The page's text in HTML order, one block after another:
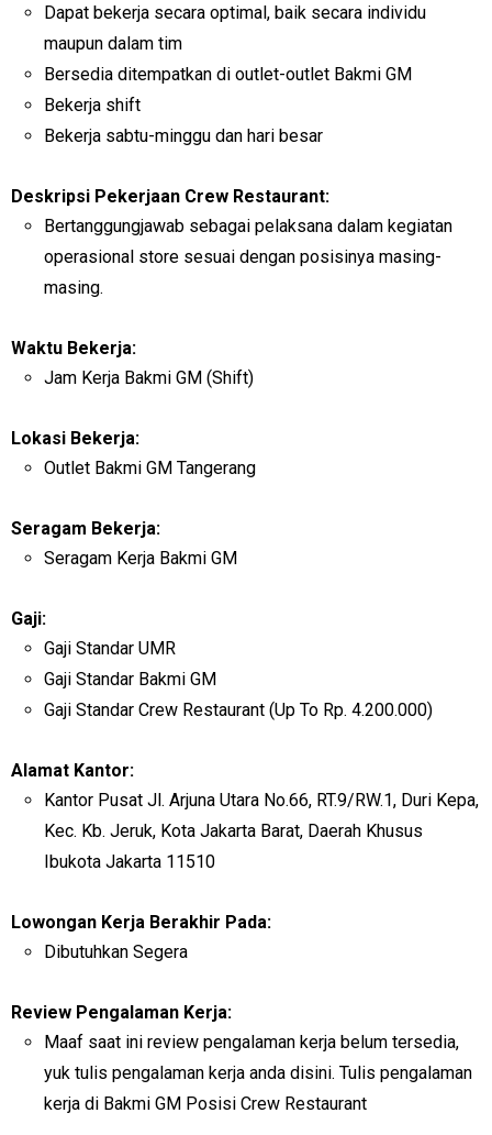
Dapat bekerja secara optimal, baik secara individu
maupun dalam tim
Bersedia ditempatkan di outlet-outlet Bakmi GM
Bekerja shift
Bekerja sabtu-minggu dan hari besar
Deskripsi Pekerjaan Crew Restaurant:
Bertanggungjawab sebagai pelaksana dalam kegiatan
operasional store sesuai dengan posisinya masing-
masing.
Waktu Bekerja:
Jam Kerja Bakmi GM (Shift)
Lokasi Bekerja:
Outlet Bakmi GM Tangerang
Seragam Bekerja:
Seragam Kerja Bakmi GM
Gaji:
Gaji Standar UMR
Gaji Standar Bakmi GM
Gaji Standar Crew Restaurant (Up To Rp. 4.200.000)
Alamat Kantor:
Kantor Pusat Jl. Arjuna Utara No.66, RT.9/RW.1, Duri Kepa,
Kec. Kb. Jeruk, Kota Jakarta Barat, Daerah Khusus
Ibukota Jakarta 11510
Lowongan Kerja Berakhir Pada:
Dibutuhkan Segera
Review Pengalaman Kerja:
Maaf saat ini review pengalaman kerja belum tersedia,
yuk tulis pengalaman kerja anda disini. Tulis pengalaman
kerja di Bakmi GM Posisi Crew Restaurant